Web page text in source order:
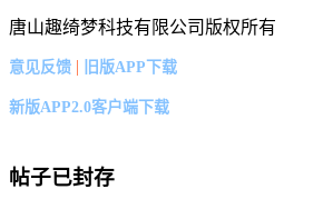
唐山趣绮梦科技有限公司版权所有
意见反馈 | 旧版APP下载
新版APP2.0客户端下载
帖子已封存